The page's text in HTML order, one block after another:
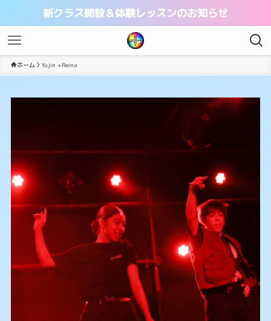
新クラス開設＆体験レッスンのお知らせ
ホーム Yujin +Reina